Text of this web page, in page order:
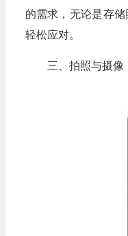
的需求，无论是存
轻松应对。
三、拍照与摄像